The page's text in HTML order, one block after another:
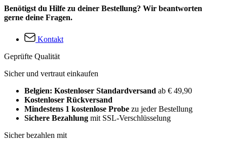
Benötigst du Hilfe zu deiner Bestellung? Wir beantworten
gerne deine Fragen.
Kontakt
Geprüfte Qualität
Sicher und vertraut einkaufen
Belgien: Kostenloser Standardversand ab € 49,90
Kostenloser Rückversand
Mindestens 1 kostenlose Probe zu jeder Bestellung
Sichere Bezahlung mit SSL-Verschlüsselung
Sicher bezahlen mit